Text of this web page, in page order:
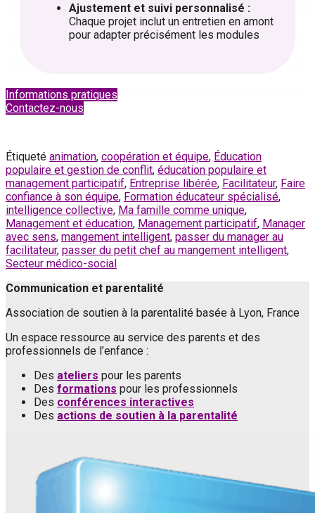
Ajustement et suivi personnalisé :
Chaque projet inclut un entretien en amont
pour adapter précisément les modules
Informations pratiques
Contactez-nous
Étiqueté animation, coopération et équipe, Éducation
populaire et gestion de conflit, éducation populaire et
management participatif, Entreprise libérée, Facilitateur, Faire
confiance à son équipe, Formation éducateur spécialisé,
intelligence collective, Ma famille comme unique,
Management et éducation, Management participatif, Manager
avec sens, mangement intelligent, passer du manager au
facilitateur, passer du petit chef au mangement intelligent,
Secteur médico-social
Communication et parentalité
Association de soutien à la parentalité basée à Lyon, France
Un espace ressource au service des parents et des
professionnels de l’enfance :
Des ateliers pour les parents
Des formations pour les professionnels
Des conférences interactives
Des actions de soutien à la parentalité